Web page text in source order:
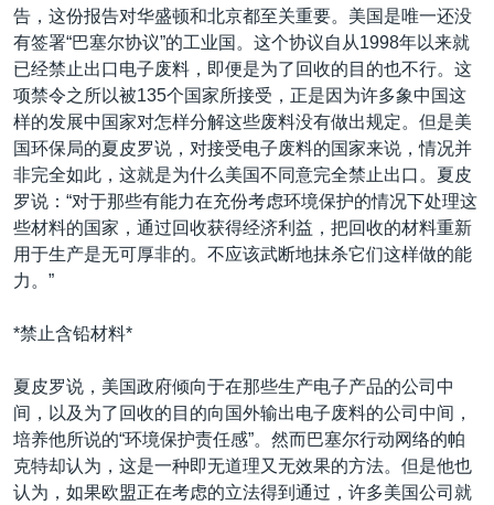
告，这份报告对华盛顿和北京都至关重要。美国是唯一还没
有签署“巴塞尔协议”的工业国。这个协议自从1998年以来就
已经禁止出口电子废料，即便是为了回收的目的也不行。这
项禁令之所以被135个国家所接受，正是因为许多象中国这
样的发展中国家对怎样分解这些废料没有做出规定。但是美
国环保局的夏皮罗说，对接受电子废料的国家来说，情况并
非完全如此，这就是为什么美国不同意完全禁止出口。夏皮
罗说：“对于那些有能力在充份考虑环境保护的情况下处理这
些材料的国家，通过回收获得经济利益，把回收的材料重新
用于生产是无可厚非的。不应该武断地抹杀它们这样做的能
力。”
*禁止含铅材料*
夏皮罗说，美国政府倾向于在那些生产电子产品的公司中
间，以及为了回收的目的向国外输出电子废料的公司中间，
培养他所说的“环境保护责任感”。然而巴塞尔行动网络的帕
克特却认为，这是一种即无道理又无效果的方法。但是他也
认为，如果欧盟正在考虑的立法得到通过，许多美国公司就